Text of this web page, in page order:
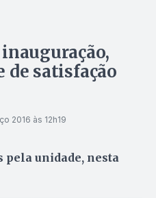
de satisfação
2016 às 12h19
pela unidade, nesta